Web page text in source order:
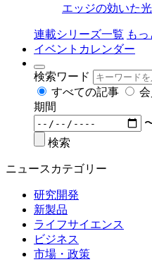
エッジの効いた
連載シリーズ一覧 も
イベントカレンダー
検索ワード
すべての記事
期間
検索
ニュースカテゴリー
研究開発
新製品
ライフサイエンス
ビジネス
市場・政策